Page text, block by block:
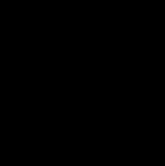
het rendement van de wereldwijde
Het Fonds wordt passief beheerd
die deel uitmaken van de MSCI
De referentie-index meet het
en voor marktkapitalisatie gewogen
wordt gehouden met aandelen die
aangepaste marktkapitalisatie is de
is. Meer informatie over de